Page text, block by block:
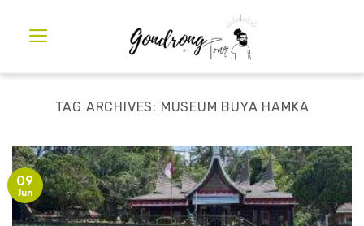
TAG ARCHIVES: MUSEUM BUYA HAMKA
09
Jun